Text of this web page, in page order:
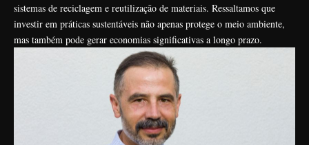
sistemas de reciclagem e reutilização de materiais. Ressaltamos que
investir em práticas sustentáveis não apenas protege o meio ambiente,
mas também pode gerar economias significativas a longo prazo.